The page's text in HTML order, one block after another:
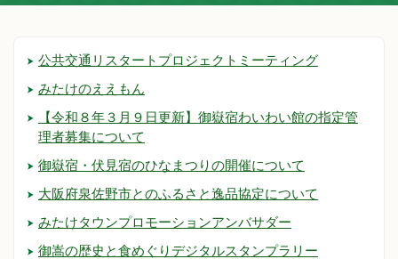
公共交通リスタートプロジェクトミーティング
みたけのええもん
【令和８年３月９日更新】御嶽宿わいわい館の指定管
理者募集について
御嶽宿・伏見宿のひなまつりの開催について
大阪府泉佐野市とのふるさと逸品協定について
みたけタウンプロモーションアンバサダー
御嵩の歴史と食めぐりデジタルスタンプラリー